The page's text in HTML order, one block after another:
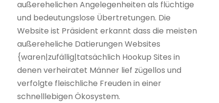
außerehelichen Angelegenheiten als flüchtige
und bedeutungslose Übertretungen. Die
Website ist Präsident erkannt dass die meisten
außereheliche Datierungen Websites
{waren|zufällig|tatsächlich Hookup Sites in
denen verheiratet Männer lief zügellos und
verfolgte fleischliche Freuden in einer
schnelllebigen Ökosystem.